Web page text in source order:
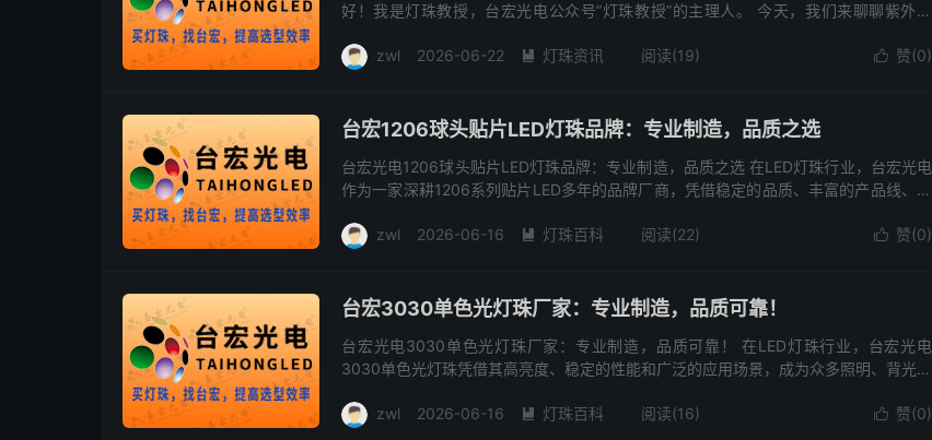
好！我是灯珠教授，台宏光电公众号”灯珠教授”的主理人。 今天，我们来聊聊紫外线
 赞(0)
zwl 2026-06-22  灯珠资讯 阅读(19)
台宏1206球头贴片LED灯珠品牌：专业制造，品质之选
台宏光电1206球头贴片LED灯珠品牌：专业制造，品质之选 在LED灯珠行业，台宏光电
作为一家深耕1206系列贴片LED多年的品牌厂商，凭借稳定的品质、丰富的产品线、专
 赞(0)
zwl 2026-06-16  灯珠百科 阅读(22)
台宏3030单色光灯珠厂家：专业制造，品质可靠！
台宏光电3030单色光灯珠厂家：专业制造，品质可靠！ 在LED灯珠行业，台宏光电
3030单色光灯珠凭借其高亮度、稳定的性能和广泛的应用场景，成为众多照明、背光、
生...
 赞(0)
zwl 2026-06-16  灯珠百科 阅读(16)